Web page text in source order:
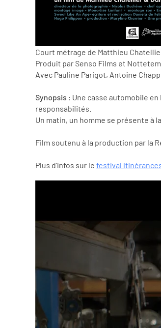
Court métrage de Matthieu
Produit par Senso Films et
Avec Pauline Parigot, Antoine
Synopsis : Une casse automobile
responsabilités.
Un matin, un homme se présente à
Film soutenu à la production par la
Plus d'infos sur le festival